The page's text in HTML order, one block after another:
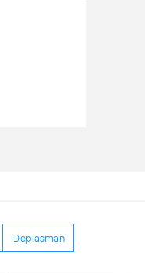
Deplasman